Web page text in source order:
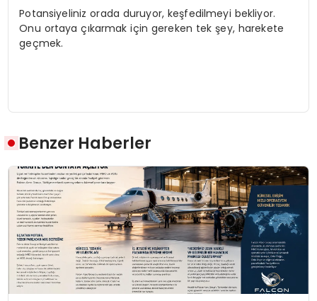
Potansiyeliniz orada duruyor, keşfedilmeyi bekliyor.
Onu ortaya çıkarmak için gereken tek şey, harekete
geçmek.
Benzer Haberler